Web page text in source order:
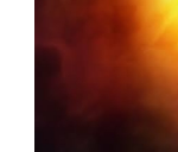
वर्षातील
पहिले
सूर्यग्रहण